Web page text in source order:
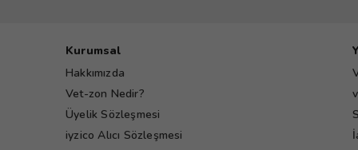
Kurumsal
Hakkımızda
Vet-zon Nedir?
Üyelik Sözleşmesi
iyzico Alıcı Sözleşmesi